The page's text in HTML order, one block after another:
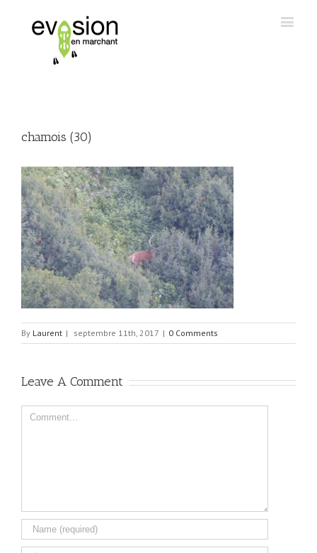
chamois (30)
By Laurent | septembre 11th, 2017 | 0 Comments
Leave A Comment
Comment